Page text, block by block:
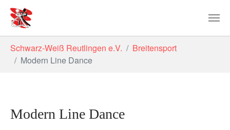
Schwarz-Weiß Reutlingen e.V.
Breitensport
Modern Line Dance
Modern Line Dance